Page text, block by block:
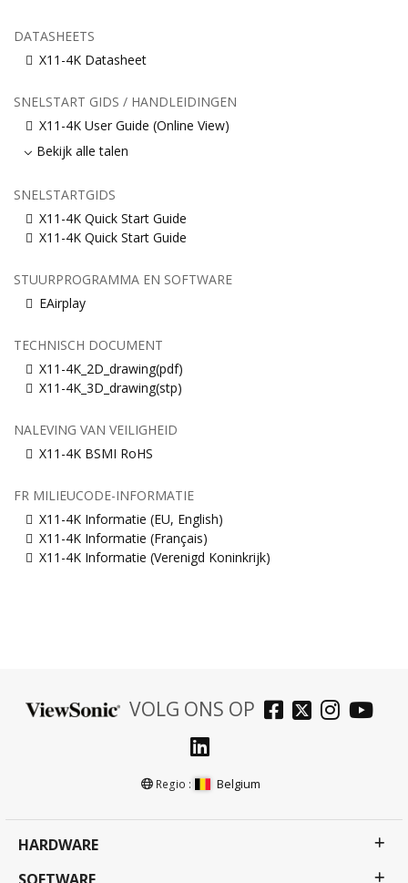
DATASHEETS
X11-4K Datasheet
SNELSTART GIDS / HANDLEIDINGEN
X11-4K User Guide (Online View)
Bekijk alle talen
SNELSTARTGIDS
X11-4K Quick Start Guide
X11-4K Quick Start Guide
STUURPROGRAMMA EN SOFTWARE
EAirplay
TECHNISCH DOCUMENT
X11-4K_2D_drawing(pdf)
X11-4K_3D_drawing(stp)
NALEVING VAN VEILIGHEID
X11-4K BSMI RoHS
FR MILIEUCODE-INFORMATIE
X11-4K Informatie (EU, English)
X11-4K Informatie (Français)
X11-4K Informatie (Verenigd Koninkrijk)
VOLG ONS OP
Regio : Belgium
HARDWARE